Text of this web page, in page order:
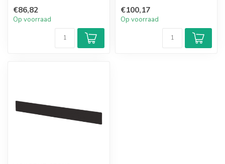
combin...
€86,82
Op voorraad
zi...
€100,17
Op voorraad